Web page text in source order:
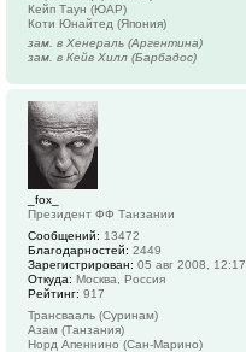
Кейп Таун (ЮАР)
Коти Юнайтед (Япония)
зам. в Хенераль (Аргентина)
зам. в Кейв Хилл (Барбадос)
_fox_
Президент ФФ Танзании
Сообщений: 13472
Благодарностей: 2449
Зарегистрирован: 05 авг 2008, 12:17
Откуда: Москва, Россия
Рейтинг: 917
Трансвааль (Суринам)
Азам (Танзания)
Норд Апеннино (Сан-Марино)